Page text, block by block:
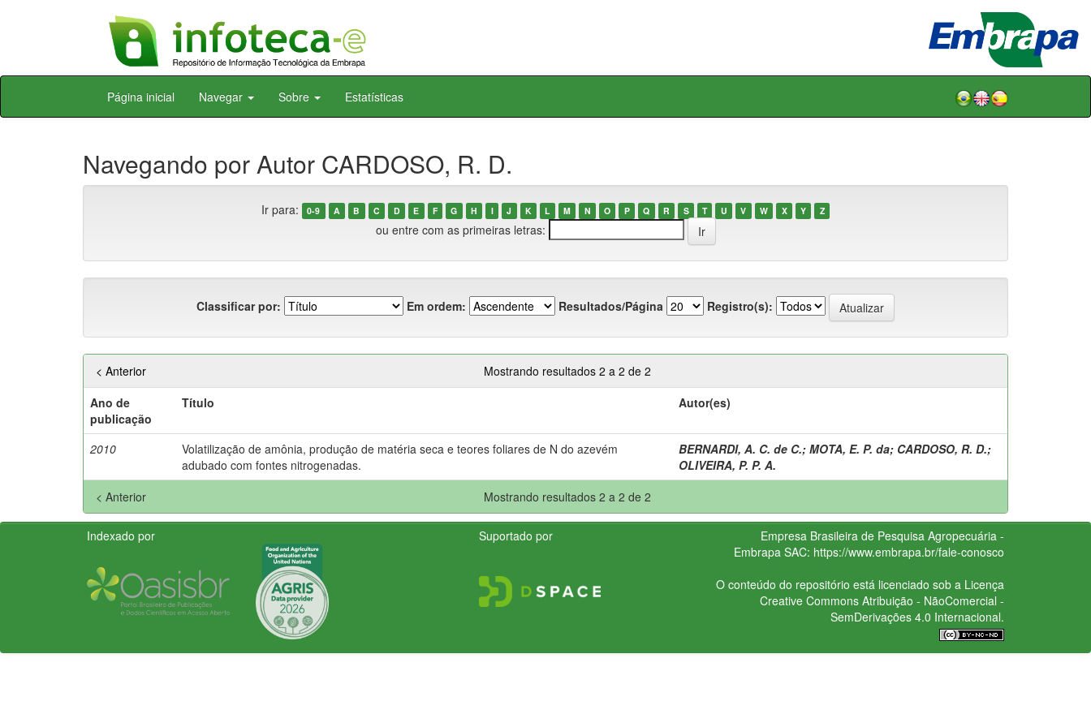
Skip
Página inicial Navegar Sobre Estatísticas
Navegando por Autor CARDOSO, R. D.
Ir para: 0-9 A B C D E F G H I J K L M N O P Q R S T U V W X Y Z
ou entre com as primeiras letras:
Classificar por: Em ordem: Resultados/Página Registro(s):
Mostrando resultados 2 a 2 de 2
< Anterior
Ano de
publicação
Título Autor(es)
2010
Volatilização de amônia, produção de matéria seca e teores foliares de N do azevém
adubado com fontes nitrogenadas.
BERNARDI, A. C. de C.; MOTA, E. P. da; CARDOSO, R. D.;
OLIVEIRA, P. P. A.
Mostrando resultados 2 a 2 de 2
< Anterior
Indexado por Suportado por
Empresa Brasileira de Pesquisa Agropecuária -
Embrapa SAC: https://www.embrapa.br/fale-conosco
O conteúdo do repositório está licenciado sob a Licença
Creative CommonsAtribuição - NãoComercial -
SemDerivações 4.0 Internacional.